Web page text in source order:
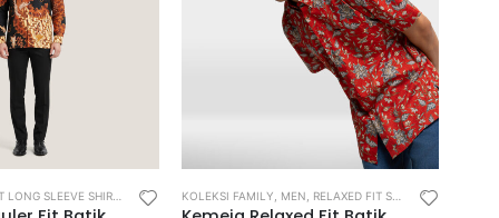
LONG SLEEVE SHIRT REGULAR FIT SHIRTKOLEKSI FAMILY MEN RELAXED FIT SHIRT